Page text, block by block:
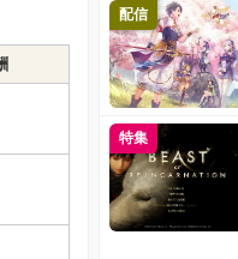
配信
特集